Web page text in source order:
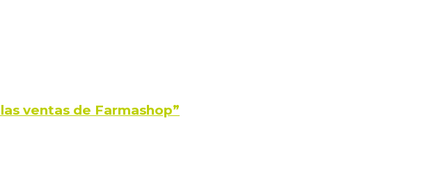
ventas de Farmashop”